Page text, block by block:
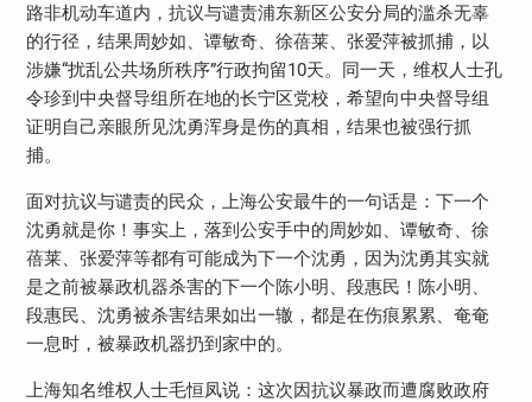
路非机动车道内，抗议与谴责浦东新区公安分局的滥杀无辜
的行径，结果周妙如、谭敏奇、徐蓓莱、张爱萍被抓捕，以
涉嫌“扰乱公共场所秩序”行政拘留10天。同一天，维权人士孔
令珍到中央督导组所在地的长宁区党校，希望向中央督导组
证明自己亲眼所见沈勇浑身是伤的真相，结果也被强行抓
捕。
面对抗议与谴责的民众，上海公安最牛的一句话是：下一个
沈勇就是你！事实上，落到公安手中的周妙如、谭敏奇、徐
蓓莱、张爱萍等都有可能成为下一个沈勇，因为沈勇其实就
是之前被暴政机器杀害的下一个陈小明、段惠民！陈小明、
段惠民、沈勇被杀害结果如出一辙，都是在伤痕累累、奄奄
一息时，被暴政机器扔到家中的。
上海知名维权人士毛恒凤说：这次因抗议暴政而遭腐败政府